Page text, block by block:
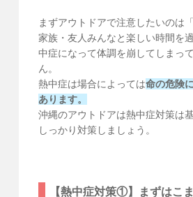
まずアウトドアで注意したいのは
家族・友人みんなと楽しい時間を
中症になって体調を崩してしまっ
ん。
熱中症は場合によっては命の危険
あります。
沖縄のアウトドアは熱中症対策は
しっかり対策しましょう。
【熱中症対策①】まずはこ